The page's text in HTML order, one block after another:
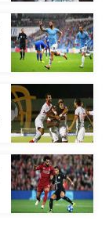
ميركاتو
تحقيق في الجول
تحليل في الجول
حكايات في الجول
كويز في الجول
فيديو في الجول